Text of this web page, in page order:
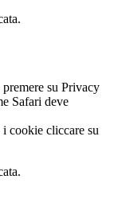
su Privacy
Safari deve
cookie cliccare su